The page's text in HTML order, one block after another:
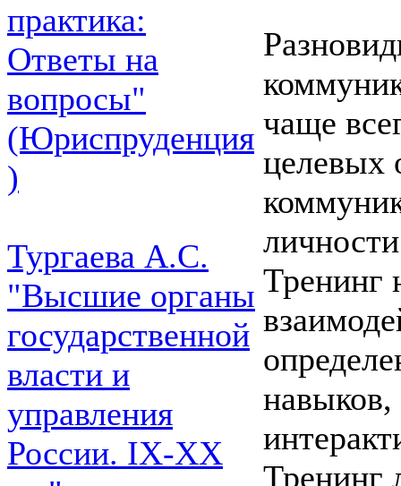
практика:
Ответы на
вопросы"
(Юриспруденция
)
Тургаева А.С.
"Высшие органы
государственной
власти и
управления
России. IХ-ХХ
чаще
целевых
Тренинг
Тренинг